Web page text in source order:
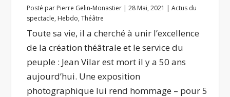
Posté par Pierre Gelin-Monastier |28 Mai, 2021 |Actus du
spectacle, Hebdo,Théâtre
Toute sa vie, il a cherché à unir l’excellence
de la création théâtrale et le service du
peuple : Jean Vilar est mort il y a 50 ans
aujourd’hui. Une exposition
photographique lui rend hommage – pour 5